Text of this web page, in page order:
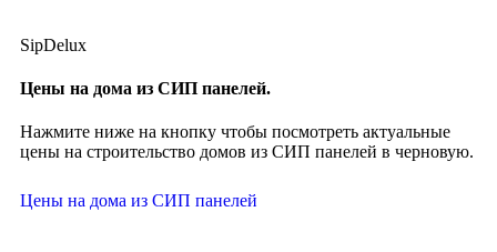
SipDelux
Цены на дома из СИП панелей.
Нажмите ниже на кнопку чтобы посмотреть актуальные
цены на строительство домов из СИП панелей в черновую.
Цены на дома из СИП панелей